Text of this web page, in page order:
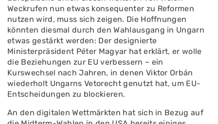
Weckrufen nun etwas konsequenter zu Reformen
nutzen wird, muss sich zeigen. Die Hoffnungen
könnten diesmal durch den Wahlausgang in Ungarn
etwas gestärkt werden: Der designierte
Ministerpräsident Péter Magyar hat erklärt, er wolle
die Beziehungen zur EU verbessern – ein
Kurswechsel nach Jahren, in denen Viktor Orbán
wiederholt Ungarns Vetorecht genutzt hat, um EU-
Entscheidungen zu blockieren.
An den digitalen Wettmärkten hat sich in Bezug auf